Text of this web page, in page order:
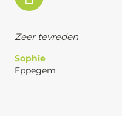
Zeer tevreden
Sophie
Eppegem